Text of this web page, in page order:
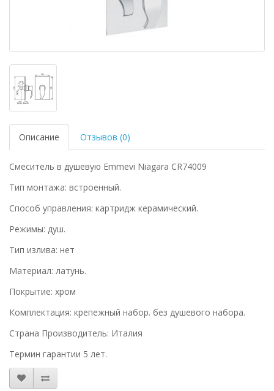
Описание Отзывов (0)
Смеситель в душевую Emmevi Niagara CR74009
Тип монтажа: встроенный.
Способ управления: картридж керамический.
Режимы: душ.
Тип излива: нет
Материал: латунь.
Покрытие: хром
Комплектация: крепежный набор. без душевого набора.
Страна Производитель: Италия
Термин гарантии 5 лет.